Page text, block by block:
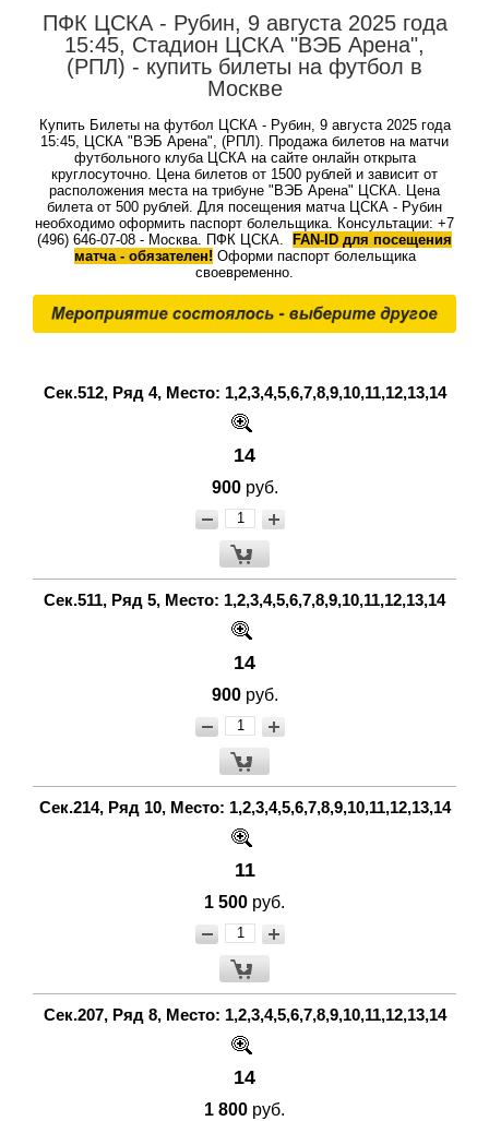
ПФК ЦСКА - Рубин, 9 августа 2025 года
15:45, Стадион ЦСКА "ВЭБ Арена",
(РПЛ) - купить билеты на футбол в
Москве
Купить Билеты на футбол ЦСКА - Рубин, 9 августа 2025 года
15:45, ЦСКА "ВЭБ Арена", (РПЛ). Продажа билетов на матчи
футбольного клуба ЦСКА на сайте онлайн открыта
круглосуточно. Цена билетов от 1500 рублей и зависит от
расположения места на трибуне "ВЭБ Арена" ЦСКА. Цена
билета от 500 рублей. Для посещения матча ЦСКА - Рубин
необходимо оформить паспорт болельщика. Консультации: +7
(496) 646-07-08 - Москва. ПФК ЦСКА.
FAN-ID для посещения
матча - обязателен! Оформи паспорт болельщика
своевременно.
Сек.512, Ряд 4, Место: 1,2,3,4,5,6,7,8,9,10,11,12,13,14
14
900руб.
Сек.511, Ряд 5, Место: 1,2,3,4,5,6,7,8,9,10,11,12,13,14
14
900руб.
Сек.214, Ряд 10, Место: 1,2,3,4,5,6,7,8,9,10,11,12,13,14
11
1 500 руб.
Сек.207, Ряд 8, Место: 1,2,3,4,5,6,7,8,9,10,11,12,13,14
14
1 800 руб.